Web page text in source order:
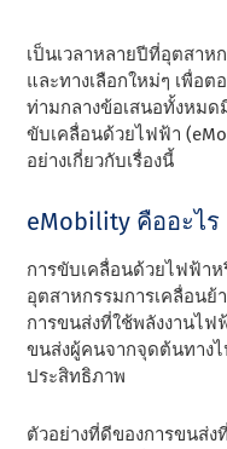
เป็นเวลาหลายปีที่อุตสาห
และทางเลือกใหม่ๆ เพื่อ
ท่ามกลางข้อเสนอทั้งหมด
ขับเคลื่อนด้วยไฟฟ้า
อย่างเกี่ยวกับเรื่องนี้
eMobility คืออะไร
การขับเคลื่อนด้วยไฟฟ้า
อุตสาหกรรมการเคลื่อนย้
การขนส่งที่ใช้พลังงานไฟ
ขนส่งผู้คนจากจุดต้นทาง
ประสิทธิภาพ
ตัวอย่างที่ดีของการขนส่